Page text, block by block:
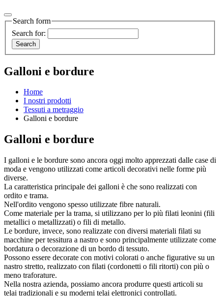
Search form
Search for:
Galloni e bordure
Home
I nostri prodotti
Tessuti a metraggio
Galloni e bordure
Galloni e bordure
I galloni e le bordure sono ancora oggi molto apprezzati dalle case di
moda e vengono utilizzati come articoli decorativi nelle forme più
diverse.
La caratteristica principale dei galloni è che sono realizzati con
ordito e trama.
Nell'ordito vengono spesso utilizzate fibre naturali.
Come materiale per la trama, si utilizzano per lo più filati leonini (fili
metallici o metallizzati) o fili di metallo.
Le bordure, invece, sono realizzate con diversi materiali filati su
macchine per tessitura a nastro e sono principalmente utilizzate come
bordatura o decorazione di un bordo di tessuto.
Possono essere decorate con motivi colorati o anche figurative su un
nastro stretto, realizzato con filati (cordonetti o fili ritorti) con più o
meno traforature.
Nella nostra azienda, possiamo ancora produrre questi articoli su
telai tradizionali e su moderni telai elettronici controllati.